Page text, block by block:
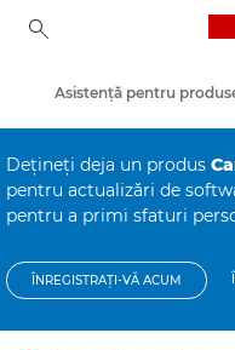
Deţineţi deja un produs
pentru actualizări de
pentru a primi sfaturi
ÎNREGISTRAŢI-VĂ ACUM